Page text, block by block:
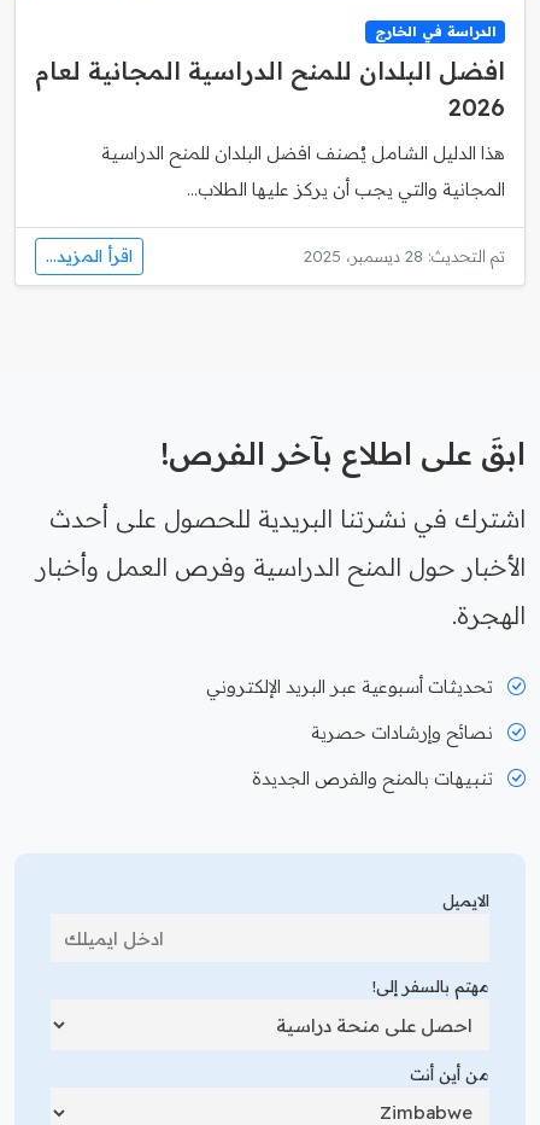
الدراسة في الخارج
افضل البلدان للمنح الدراسية المجانية لعام
2026
هذا الدليل الشامل يُصنف افضل البلدان للمنح الدراسية
المجانية والتي يجب أن يركز عليها الطلاب...
تم التحديث: 28 ديسمبر، 2025 اقرأ المزيد...
ابقَ على اطلاع بآخر الفرص!
اشترك في نشرتنا البريدية للحصول على أحدث
الأخبار حول المنح الدراسية وفرص العمل وأخبار
الهجرة.
تحديثات أسبوعية عبر البريد الإلكتروني
نصائح وإرشادات حصرية
تنبيهات بالمنح والفرص الجديدة
الايميل
مهتم بالسفر إلى!
من أين أنت